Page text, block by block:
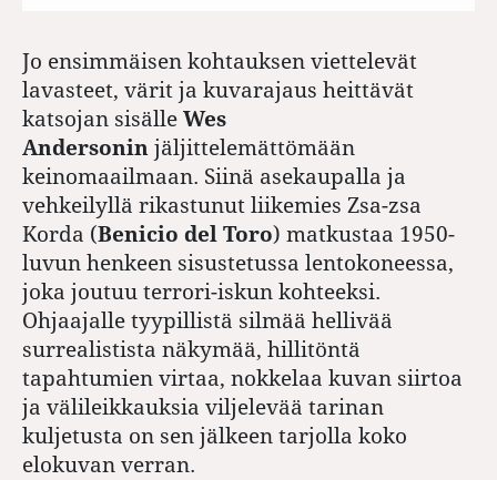
Jo ensimmäisen kohtauksen viettelevät
lavasteet, värit ja kuvarajaus heittävät
katsojan sisälle Wes
Andersonin jäljittelemättömään
keinomaailmaan. Siinä asekaupalla ja
vehkeilyllä rikastunut liikemies Zsa-zsa
Korda (Benicio del Toro) matkustaa 1950-
luvun henkeen sisustetussa lentokoneessa,
joka joutuu terrori-iskun kohteeksi.
Ohjaajalle tyypillistä silmää hellivää
surrealistista näkymää, hillitöntä
tapahtumien virtaa, nokkelaa kuvan siirtoa
ja välileikkauksia viljelevää tarinan
kuljetusta on sen jälkeen tarjolla koko
elokuvan verran.